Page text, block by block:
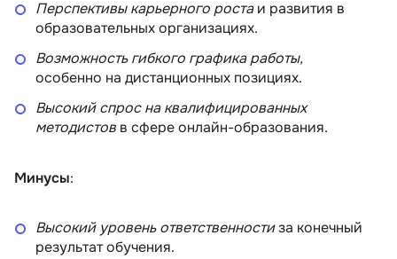
Перспективы карьерного ростаи развития в
образовательных организациях.
Возможность гибкого графика работы,
особенно на дистанционных позициях.
Высокий спрос на квалифицированных
методистов в сфере онлайн-образования.
Минусы:
Высокий уровень ответственностиза конечный
результат обучения.